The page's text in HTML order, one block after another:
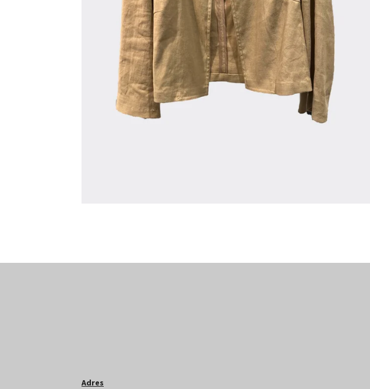
Adres